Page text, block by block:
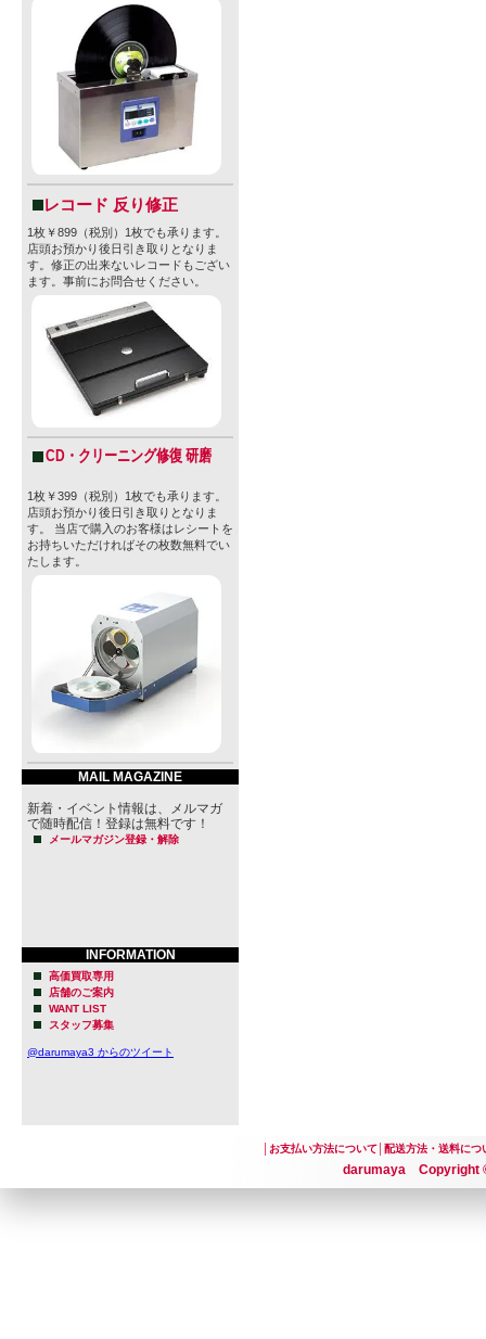
レコード 反り修正
1枚￥899（税別）1枚でも承ります。
店頭お預かり後日引き取りとなりま
す。修正の出来ないレコードもござい
ます。事前にお問合せください。
CD・クリーニング修復 研磨
1枚￥399（税別）1枚でも承ります。
店頭お預かり後日引き取りとなりま
す。 当店で購入のお客様はレシートを
お持ちいただければその枚数無料でい
たします。
MAIL MAGAZINE
新着・イベント情報は、メルマガ
で随時配信！登録は無料です！
メールマガジン登録・解除
INFORMATION
高価買取専用
店舗のご案内
WANT LIST
スタッフ募集
@darumaya3 からのツイート
お支払い方法について│ 配送方法・送料につ
darumaya Copyright